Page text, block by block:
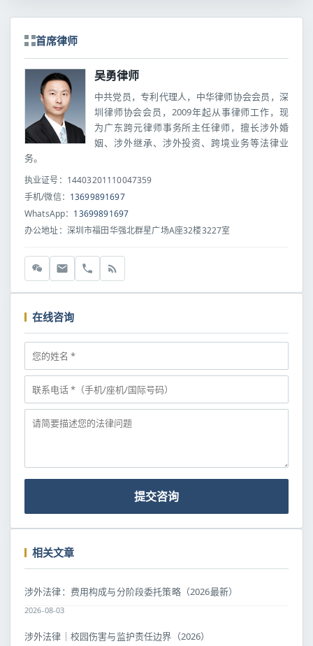
首席律师
吴勇律师
中共党员，专利代理人，中华律师协会会员，深
圳律师协会会员，2009年起从事律师工作，现
为广东跨元律师事务所主任律师，擅长涉外婚
姻、涉外继承、涉外投资、跨境业务等法律业
务。
执业证号：14403201110047359
手机/微信： 13699891697
WhatsApp： 13699891697
办公地址：深圳市福田华强北群星广场A座32楼3227室
在线咨询
提交咨询
相关文章
涉外法律：费用构成与分阶段委托策略（2026最新）
2026-08-03
涉外法律｜校园伤害与监护责任边界（2026）